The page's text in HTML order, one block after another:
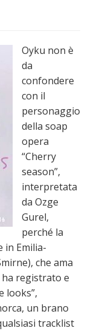
Oyku non è
da
confondere
con il
personaggio
della soap
opera
“Cherry
season”,
interpretata
da Ozge
Gurel,
perché la
in Emilia-
che ama
registrato e
looks”,
un brano
tracklist